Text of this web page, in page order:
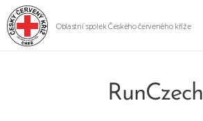
Oblastní spolek Českého červeného kříže
RunCzech